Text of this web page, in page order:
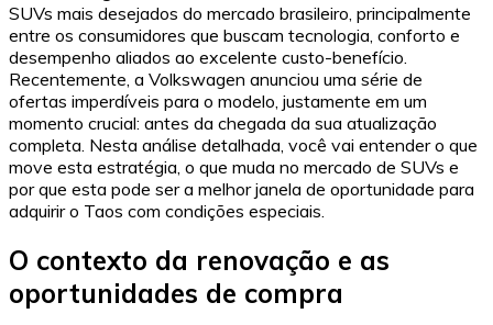
SUVs mais desejados do mercado brasileiro, principalmente
entre os consumidores que buscam tecnologia, conforto e
desempenho aliados ao excelente custo-benefício.
Recentemente, a Volkswagen anunciou uma série de
ofertas imperdíveis para o modelo, justamente em um
momento crucial: antes da chegada da sua atualização
completa. Nesta análise detalhada, você vai entender o que
move esta estratégia, o que muda no mercado de SUVs e
por que esta pode ser a melhor janela de oportunidade para
adquirir o Taos com condições especiais.
O contexto da renovação e as
oportunidades de compra